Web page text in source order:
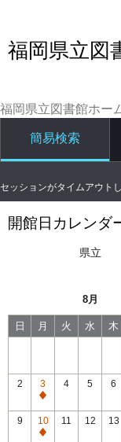
福岡県立図
福岡県立図書館ホー
簡易検索
セッションがタイムアウトし
開館日カレンダ
県立
8月
日 月 火 水 木
2
3
通
常
休
4 5 6
9
10
通
11 12 13